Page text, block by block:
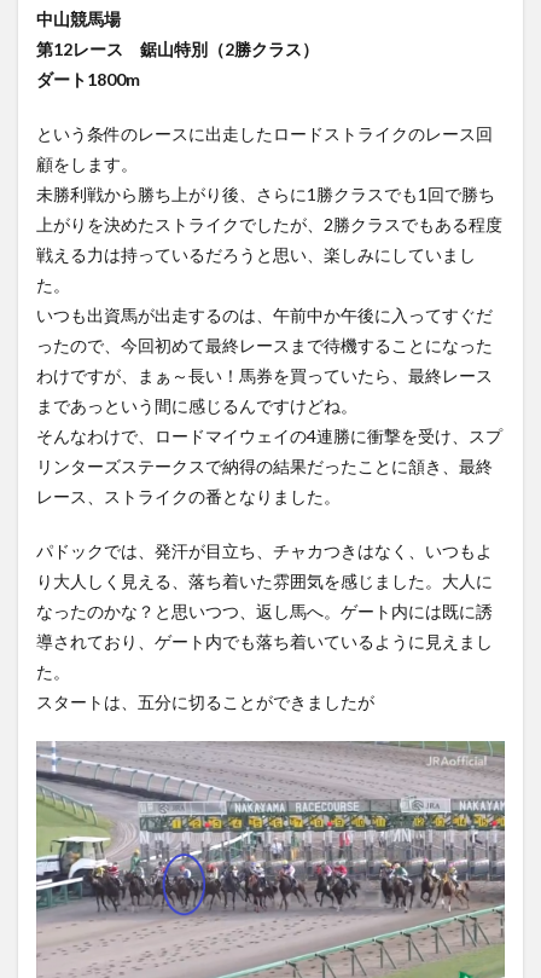
中山競馬場
第12レース 鋸山特別（2勝クラス）
ダート1800m
という条件のレースに出走したロードストライクのレース回
顧をします。
未勝利戦から勝ち上がり後、さらに1勝クラスでも1回で勝ち
上がりを決めたストライクでしたが、2勝クラスでもある程度
戦える力は持っているだろうと思い、楽しみにしていまし
た。
いつも出資馬が出走するのは、午前中か午後に入ってすぐだ
ったので、今回初めて最終レースまで待機することになった
わけですが、まぁ～長い！馬券を買っていたら、最終レース
まであっという間に感じるんですけどね。
そんなわけで、ロードマイウェイの4連勝に衝撃を受け、スプ
リンターズステークスで納得の結果だったことに頷き、最終
レース、ストライクの番となりました。
パドックでは、発汗が目立ち、チャカつきはなく、いつもよ
り大人しく見える、落ち着いた雰囲気を感じました。大人に
なったのかな？と思いつつ、返し馬へ。ゲート内には既に誘
導されており、ゲート内でも落ち着いているように見えまし
た。
スタートは、五分に切ることができましたが